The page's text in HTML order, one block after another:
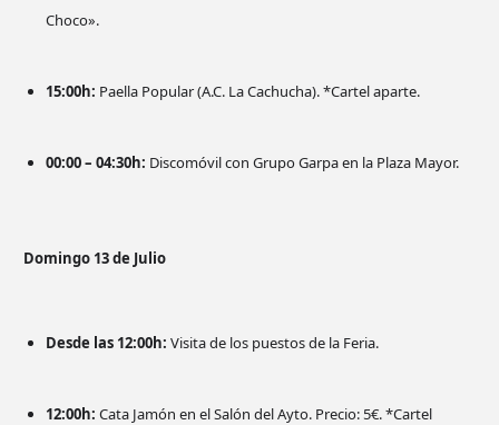
Choco».
15:00h: Paella Popular (A.C. La Cachucha). *Cartel aparte.
00:00 – 04:30h: Discomóvil con Grupo Garpa en la Plaza Mayor.
Domingo 13 de Julio
Desde las 12:00h: Visita de los puestos de la Feria.
12:00h: Cata Jamón en el Salón del Ayto. Precio: 5€. *Cartel